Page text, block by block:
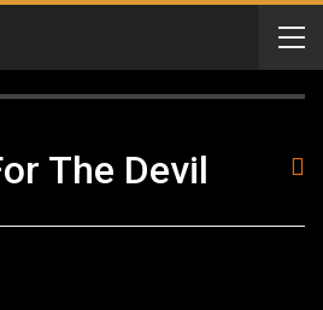
The Devil